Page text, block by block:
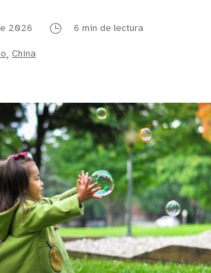
2026 6 min de lectura
, China